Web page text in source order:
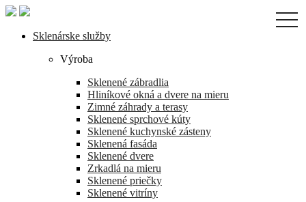
Skip
Sklenárske služby
Výroba
Sklenené zábradlia
Hliníkové okná a dvere na mieru
Zimné záhrady a terasy
Sklenené sprchové kúty
Sklenené kuchynské zásteny
Sklenená fasáda
Sklenené dvere
Zrkadlá na mieru
Sklenené priečky
Sklenené vitríny